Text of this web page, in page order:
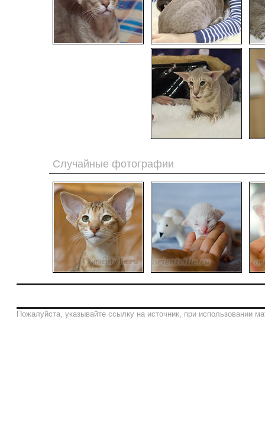
Случайные фотографии
Пожалуйста, указывайте ссылку на источник, при использовании